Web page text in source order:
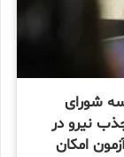
شورای
نیرو در
آزمون امکان